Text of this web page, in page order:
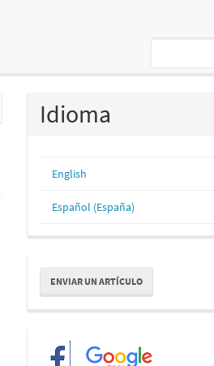
Idioma
English
Español (España)
Enviar
un
artículo
ENVIAR UN ARTÍCULO
Redes